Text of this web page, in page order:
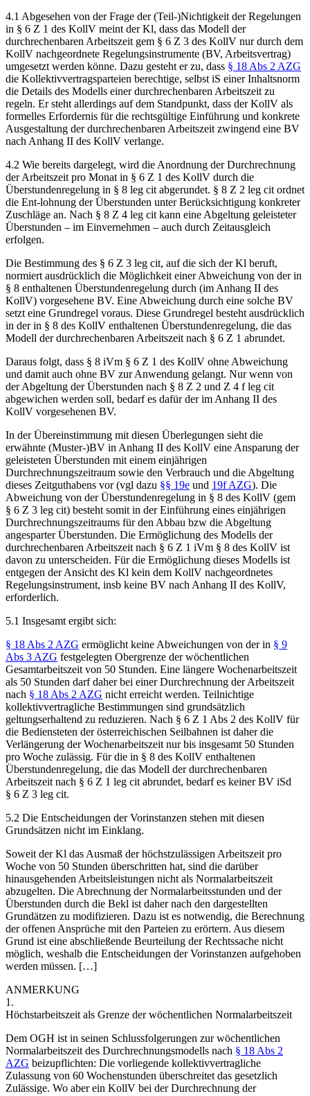
4.1 Abgesehen von der Frage der (Teil-)Nichtigkeit der Regelungen
in § 6 Z 1 des KollV meint der Kl, dass das Modell der
durchrechenbaren Arbeitszeit gem § 6 Z 3 des KollV nur durch dem
KollV nachgeordnete Regelungsinstrumente (BV, Arbeitsvertrag)
umgesetzt werden könne. Dazu gesteht er zu, dass § 18 Abs 2 AZG
die Kollektivvertragsparteien berechtige, selbst iS einer Inhaltsnorm
die Details des Modells einer durchrechenbaren Arbeitszeit zu
regeln. Er steht allerdings auf dem Standpunkt, dass der KollV als
formelles Erfordernis für die rechtsgültige Einführung und konkrete
Ausgestaltung der durchrechenbaren Arbeitszeit zwingend eine BV
nach Anhang II des KollV verlange.
4.2 Wie bereits dargelegt, wird die Anordnung der Durchrechnung
der Arbeitszeit pro Monat in § 6 Z 1 des KollV durch die
Überstundenregelung in § 8 leg cit abgerundet. § 8 Z 2 leg cit ordnet
die Ent-lohnung der Überstunden unter Berücksichtigung konkreter
Zuschläge an. Nach § 8 Z 4 leg cit kann eine Abgeltung geleisteter
Überstunden – im Einvernehmen – auch durch Zeitausgleich
erfolgen.
Die Bestimmung des § 6 Z 3 leg cit, auf die sich der Kl beruft,
normiert ausdrücklich die Möglichkeit einerAbweichung von der in
§ 8 enthaltenen Überstundenregelung durch (im Anhang II des
KollV) vorgesehene BV. Eine Abweichung durch eine solche BV
setzt eine Grundregel voraus. Diese Grundregel besteht ausdrücklich
in der in § 8 des KollV enthaltenen Überstundenregelung, die das
Modell der durchrechenbaren Arbeitszeit nach § 6 Z 1 abrundet.
Daraus folgt, dass § 8 iVm § 6 Z 1 des KollV ohne Abweichung
und damit auch ohne BV zur Anwendung gelangt. Nur wenn von
der Abgeltung der Überstunden nach § 8 Z 2 und Z 4 f leg cit
abgewichen werden soll, bedarf es dafür der im Anhang II des
KollV vorgesehenen BV.
In der Übereinstimmung mit diesen Überlegungen sieht die
erwähnte (Muster-)BV in Anhang II des KollV eine Ansparung der
geleisteten Überstunden mit einem einjährigen
Durchrechnungszeitraum sowie den Verbrauch und die Abgeltung
dieses Zeitguthabens vor (vgl dazu §§ 19e und 19f AZG). Die
Abweichung von der Überstundenregelung in § 8 des KollV (gem
§ 6 Z 3 leg cit) besteht somit in der Einführung eines einjährigen
Durchrechnungszeitraums für den Abbau bzw die Abgeltung
angesparter Überstunden. Die Ermöglichung des Modells der
durchrechenbaren Arbeitszeit nach § 6 Z 1 iVm § 8 des KollV ist
davon zu unterscheiden. Für die Ermöglichung dieses Modells ist
entgegen der Ansicht des Kl kein dem KollV nachgeordnetes
Regelungsinstrument, insb keine BV nach Anhang II des KollV,
erforderlich.
5.1 Insgesamt ergibt sich:
§ 18 Abs 2 AZG ermöglicht keine Abweichungen von der in § 9
Abs 3 AZG festgelegten Obergrenze der wöchentlichen
Gesamtarbeitszeit von 50 Stunden. Eine längere Wochenarbeitszeit
als 50 Stunden darf daher bei einer Durchrechnung der Arbeitszeit
nach § 18 Abs 2 AZG nicht erreicht werden. Teilnichtige
kollektivvertragliche Bestimmungen sind grundsätzlich
geltungserhaltend zu reduzieren. Nach § 6 Z 1 Abs 2 des KollV für
die Bediensteten der österreichischen Seilbahnen ist daher die
Verlängerung der Wochenarbeitszeit nur bis insgesamt 50 Stunden
pro Woche zulässig. Für die in § 8 des KollV enthaltenen
Überstundenregelung, die das Modell der durchrechenbaren
Arbeitszeit nach § 6 Z 1 leg cit abrundet, bedarf es keiner BV iSd
§ 6 Z 3 leg cit.
5.2 Die Entscheidungen der Vorinstanzen stehen mit diesen
Grundsätzen nicht im Einklang.
Soweit der Kl das Ausmaß der höchstzulässigen Arbeitszeit pro
Woche von 50 Stunden überschritten hat, sind die darüber
hinausgehenden Arbeitsleistungen nicht als Normalarbeitszeit
abzugelten. Die Abrechnung der Normalarbeitsstunden und der
Überstunden durch die Bekl ist daher nach den dargestellten
Grundätzen zu modifizieren. Dazu ist es notwendig, die Berechnung
der offenen Ansprüche mit den Parteien zu erörtern. Aus diesem
Grund ist eine abschließende Beurteilung der Rechtssache nicht
möglich, weshalb die Entscheidungen der Vorinstanzen aufgehoben
werden müssen. […]
ANMERKUNG
1.
Höchstarbeitszeit als Grenze der wöchentlichen Normalarbeitszeit
Dem OGH ist in seinen Schlussfolgerungen zur wöchentlichen
Normalarbeitszeit des Durchrechnungsmodells nach § 18 Abs 2
AZG beizupflichten: Die vorliegende kollektivvertragliche
Zulassung von 60 Wochenstunden überschreitet das gesetzlich
Zulässige. Wo aber ein KollV bei der Durchrechnung der